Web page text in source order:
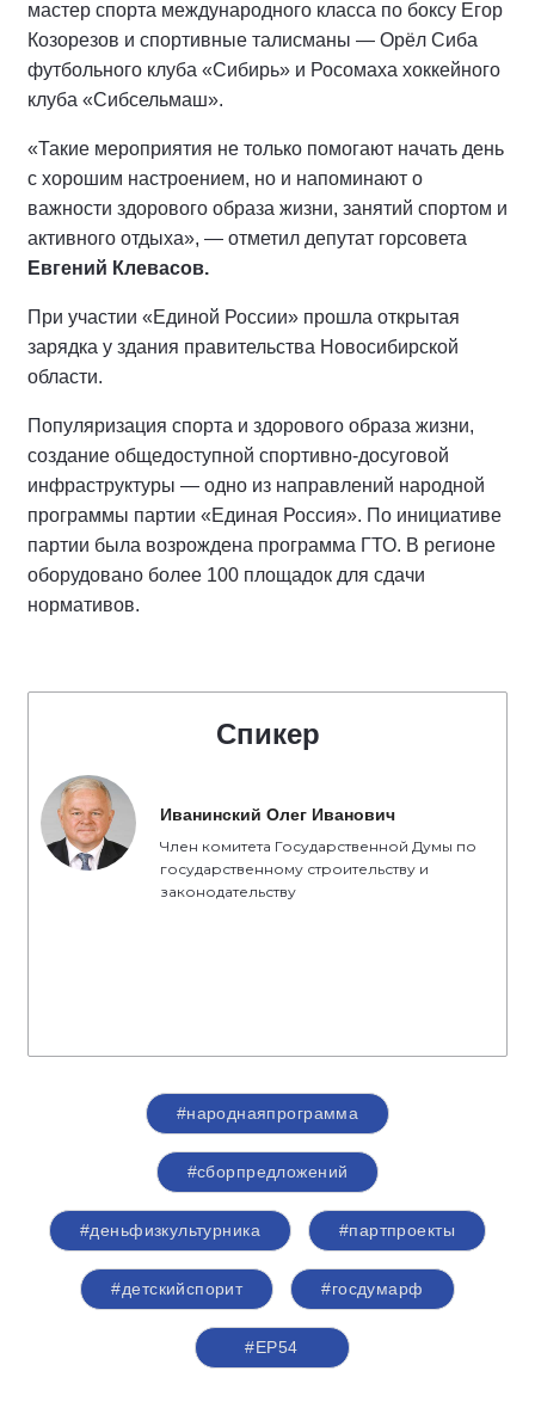
мастер спорта международного класса по боксу Егор
Козорезов и спортивные талисманы — Орёл Сиба
футбольного клуба «Сибирь» и Росомаха хоккейного
клуба «Сибсельмаш».
«Такие мероприятия не только помогают начать день
с хорошим настроением, но и напоминают о
важности здорового образа жизни, занятий спортом и
активного отдыха», — отметил депутат горсовета
Евгений Клевасов.
При участии «Единой России» прошла открытая
зарядка у здания правительства Новосибирской
области.
Популяризация спорта и здорового образа жизни,
создание общедоступной спортивно-досуговой
инфраструктуры — одно из направлений народной
программы партии «Единая Россия». По инициативе
партии была возрождена программа ГТО. В регионе
оборудовано более 100 площадок для сдачи
нормативов.
Спикер
Иванинский Олег Иванович
Член комитета Государственной Думы по
государственному строительству и
законодательству
#народнаяпрограмма
#сборпредложений
#деньфизкультурника #партпроекты
#детскийспорит #госдумарф
#ЕР54